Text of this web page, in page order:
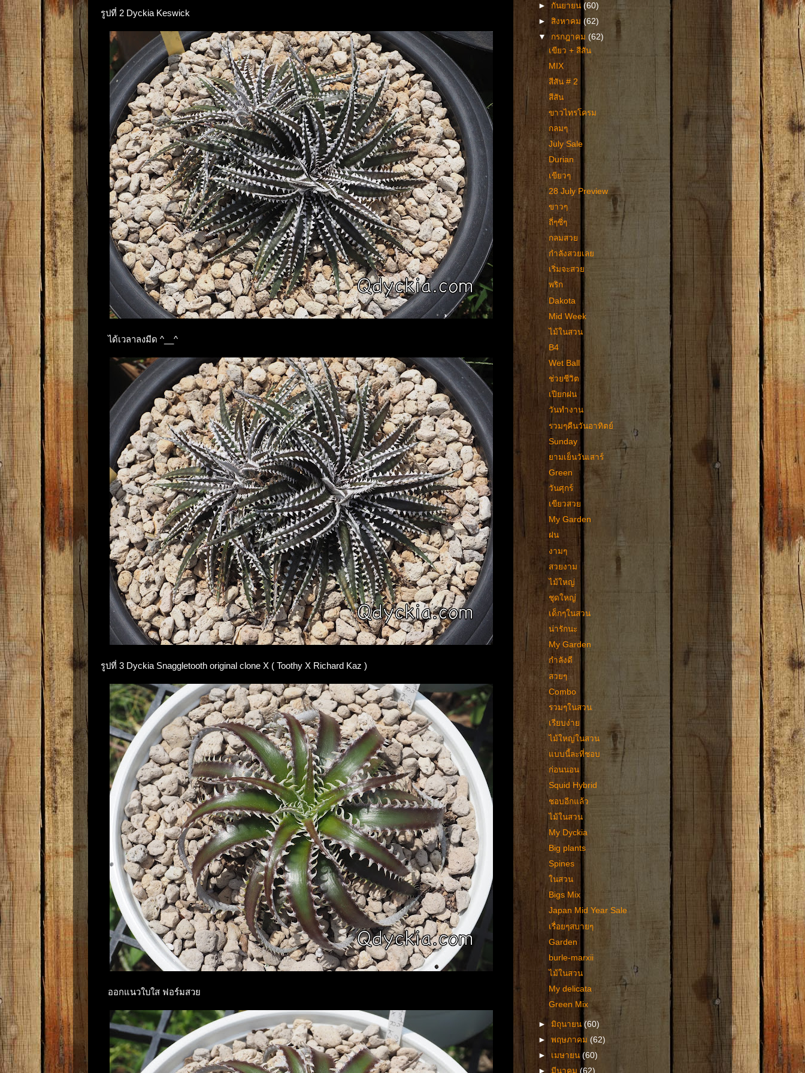
รูปที่ 2 Dyckia Keswick
ได้เวลาลงมีด ^__^
รูปที่ 3 Dyckia Snaggletooth original clone X ( Toothy X Richard Kaz )
ออกแนวใบใส ฟอร์มสวย
► กันยายน(60)
►สิงหาคม(62)
▼ กรกฎาคม (62)
เขียว + สีสัน
MIX
สีสัน # 2
สีสัน
ขาวไทรโครม
กลมๆ
July Sale
Durian
เขียวๆ
28 July Preview
ขาวๆ
ถี่ๆซี่ๆ
กลมสวย
กำลังสวยเลย
เริ่มจะสวย
พริก
Dakota
Mid Week
ไม้ในสวน
B4
Wet Ball
ช่วยชีวิต
เปียกฝน
วันทำงาน
รวมๆคืนวันอาทิตย์
Sunday
ยามเย็นวันเสาร์
Green
วันศุกร์
เขียวสวย
My Garden
ฝน
งามๆ
สวยงาม
ไม้ใหญ่
ชุดใหญ่
เด็กๆในสวน
น่ารักนะ
My Garden
กำลังดี
สวยๆ
Combo
รวมๆในสวน
เรียบง่าย
ไม้ใหญ่ในสวน
แบบนี้ละที่ชอบ
ก่อนนอน
Squid Hybrid
ชอบอีกแล้ว
ไม้ในสวน
My Dyckia
Big plants
Spines
ในสวน
Bigs Mix
Japan Mid Year Sale
เรื่อยๆสบายๆ
Garden
burle-marxii
ไม้ในสวน
My delicata
Green Mix
►มิถุนายน (60)
►พฤษภาคม(62)
► เมษายน(60)
►มีนาคม(62)